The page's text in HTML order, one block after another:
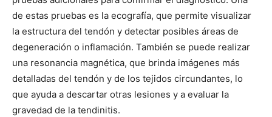
de estas pruebas es la ecografía, que permite visualizar
la estructura del tendón y detectar posibles áreas de
degeneración o inflamación. También se puede realizar
una resonancia magnética, que brinda imágenes más
detalladas del tendón y de los tejidos circundantes, lo
que ayuda a descartar otras lesiones y a evaluar la
gravedad de la tendinitis.